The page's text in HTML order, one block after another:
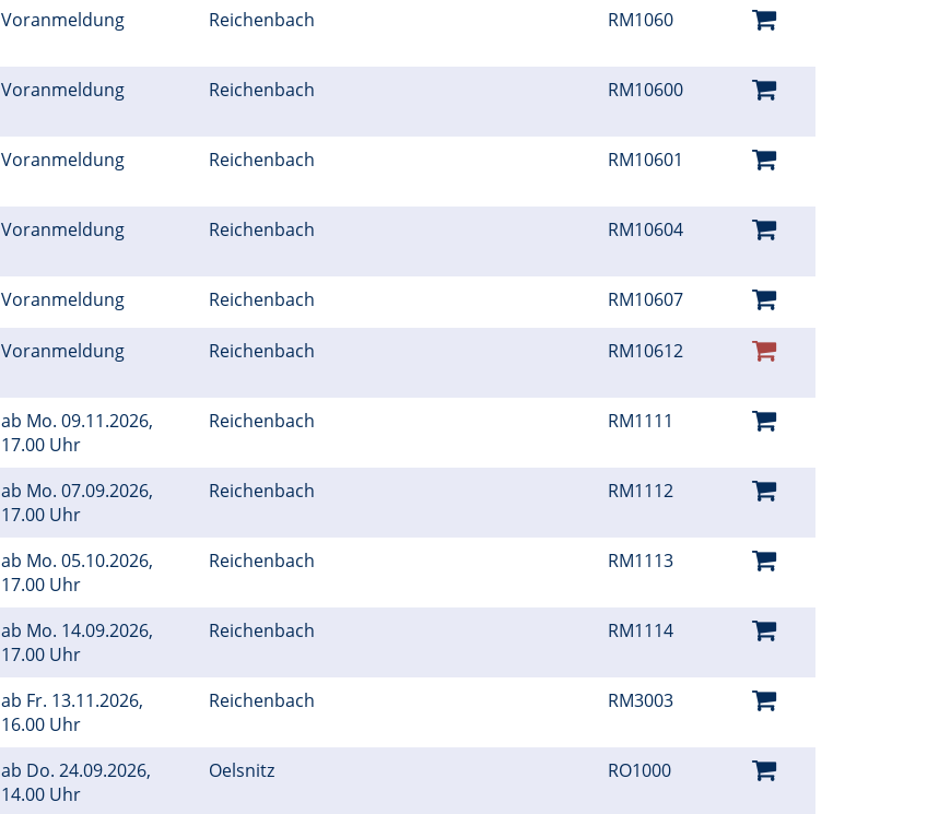
Voranmeldung Reichenbach RM1060
Voranmeldung Reichenbach RM10600
Voranmeldung Reichenbach RM10601
Voranmeldung Reichenbach RM10604
Voranmeldung Reichenbach RM10607
Voranmeldung Reichenbach RM10612
ab Mo. 09.11.2026,
17.00 Uhr
Reichenbach RM1111
ab Mo. 07.09.2026,
17.00 Uhr
Reichenbach RM1112
ab Mo. 05.10.2026,
17.00 Uhr
Reichenbach RM1113
ab Mo. 14.09.2026,
17.00 Uhr
Reichenbach RM1114
ab Fr. 13.11.2026,
16.00 Uhr
Reichenbach RM3003
ab Do. 24.09.2026,
14.00 Uhr
Oelsnitz RO1000